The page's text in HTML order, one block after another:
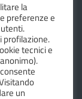
SUL
Crostolo
la
preferenze e
profilazione.
tecnici e
un